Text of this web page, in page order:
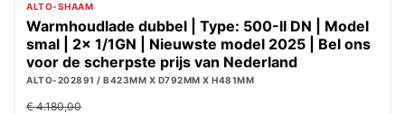
ALTO-SHAAM
Warmhoudlade dubbel | Type: 500-II DN | Model
smal | 2x 1/1GN | Nieuwste model 2025 | Bel ons
voor de scherpste prijs van Nederland
ALTO-202891 / B423MM X D792MM X H481MM
€ 4.180,00